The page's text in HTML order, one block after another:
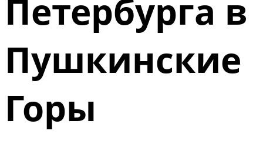
Петербурга в
Пушкинские
Горы